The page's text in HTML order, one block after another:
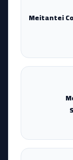
Meitantei